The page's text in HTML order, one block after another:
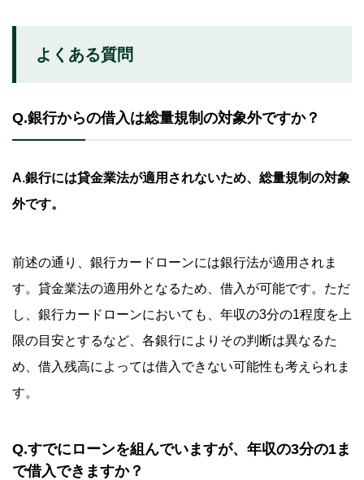
よくある質問
Q.銀行からの借入は総量規制の対象外ですか？
A.銀行には貸金業法が適用されないため、総量規制の対象
外です。
前述の通り、銀行カードローンには銀行法が適用されま
す。貸金業法の適用外となるため、借入が可能です。ただ
し、銀行カードローンにおいても、年収の3分の1程度を上
限の目安とするなど、各銀行によりその判断は異なるた
め、借入残高によっては借入できない可能性も考えられま
す。
Q.すでにローンを組んでいますが、年収の3分の1ま
で借入できますか？